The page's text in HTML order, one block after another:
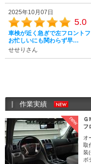
2025年10月07日
5.0
車検が近く急ぎで左フロント
お忙しいにも関わらず早…
せせりさん
作業実績
new
Ｇ
フ
オ
取
装
ボ